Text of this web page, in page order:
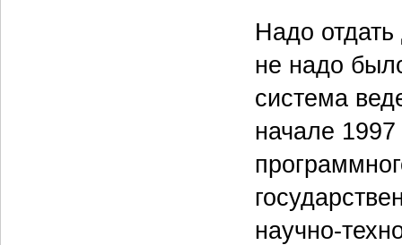
Надо
не надо
система
начале
научно-